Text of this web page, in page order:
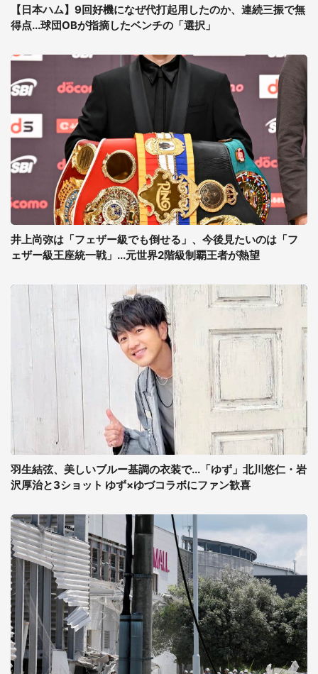
【日本ハム】9回好機になぜ代打起用したのか、連続三振で無
得点...球団OBが指摘したベンチの「選択」
井上尚弥は「フェザー級でも倒せる」、今後見たいのは「フ
ェザー級王座統一戦」...元世界2階級制覇王者が熱望
羽生結弦、美しいブルー基調の衣装で...「ゆず」北川悠仁・岩
沢厚治と3ショット ゆず×ゆづコラボにファン歓喜